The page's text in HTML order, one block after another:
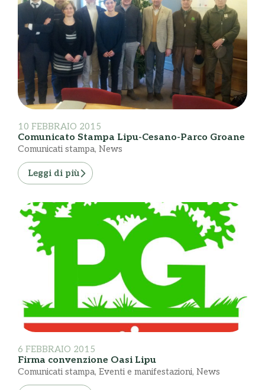
10 FEBBRAIO 2015
Comunicato Stampa Lipu-Cesano-Parco Groane
Comunicati stampa, News
Leggi di più
6 FEBBRAIO 2015
Firma convenzione Oasi Lipu
Comunicati stampa, Eventi e manifestazioni, News